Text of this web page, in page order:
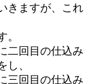
きますが、これ
回目の仕込み
し、
回目の仕込み